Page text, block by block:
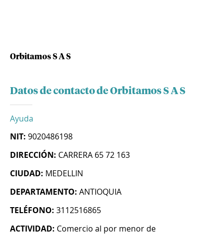
Orbitamos S A S
Datos de contacto de Orbitamos S A S
Ayuda
NIT: 9020486198
DIRECCIÓN: CARRERA 65 72 163
CIUDAD: MEDELLIN
DEPARTAMENTO: ANTIOQUIA
TELÉFONO: 3112516865
ACTIVIDAD: Comercio al por menor de